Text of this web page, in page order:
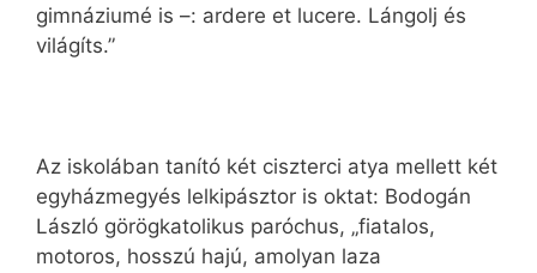
gimnáziumé is –: ardere et lucere. Lángolj és
világíts.”
Az iskolában tanító két ciszterci atya mellett két
egyházmegyés lelkipásztor is oktat: Bodogán
László görögkatolikus paróchus, „fiatalos,
motoros, hosszú hajú, amolyan laza